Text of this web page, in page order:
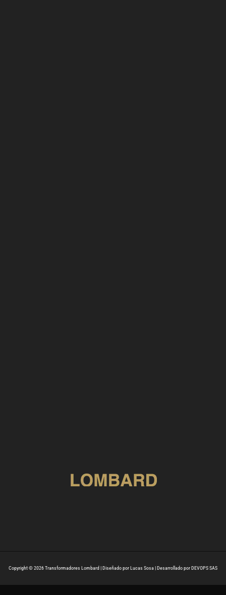
Copyright © 2026 Transformadores Lombard | Diseñado por Lucas Sosa | Desarrollado por DEVOPS SAS